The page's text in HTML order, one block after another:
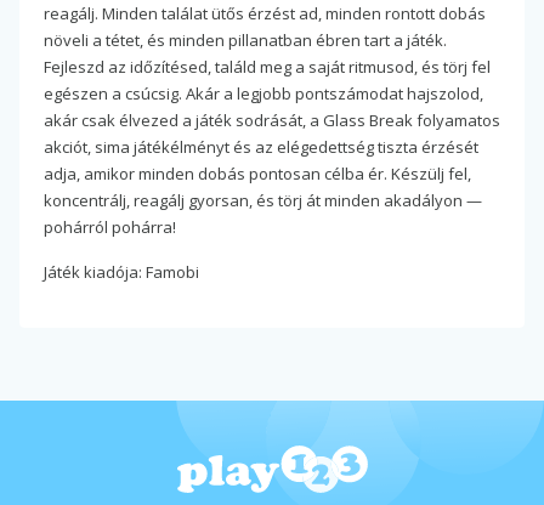
reagálj. Minden találat ütős érzést ad, minden rontott dobás
növeli a tétet, és minden pillanatban ébren tart a játék.
Fejleszd az időzítésed, találd meg a saját ritmusod, és törj fel
egészen a csúcsig. Akár a legjobb pontszámodat hajszolod,
akár csak élvezed a játék sodrását, a Glass Break folyamatos
akciót, sima játékélményt és az elégedettség tiszta érzését
adja, amikor minden dobás pontosan célba ér. Készülj fel,
koncentrálj, reagálj gyorsan, és törj át minden akadályon —
pohárról pohárra!
Játék kiadója: Famobi